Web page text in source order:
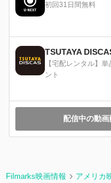
初回31日間無料
TSUTAYA
【宅配レンタル】
ント
配信中の動
Filmarks映画情報 アメリカ